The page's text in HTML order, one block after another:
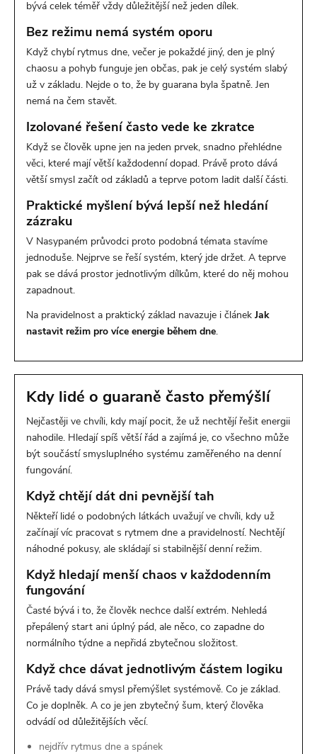
bývá celek téměř vždy důležitější než jeden dílek.
Bez režimu nemá systém oporu
Když chybí rytmus dne, večer je pokaždé jiný, den je plný
chaosu a pohyb funguje jen občas, pak je celý systém slabý
už v základu. Nejde o to, že by guarana byla špatně. Jen
nemá na čem stavět.
Izolované řešení často vede ke zkratce
Když se člověk upne jen na jeden prvek, snadno přehlédne
věci, které mají větší každodenní dopad. Právě proto dává
větší smysl začít od základů a teprve potom ladit další části.
Praktické myšlení bývá lepší než hledání
zázraku
V Nasypaném průvodci proto podobná témata stavíme
jednoduše. Nejprve se řeší systém, který jde držet. A teprve
pak se dává prostor jednotlivým dílkům, které do něj mohou
zapadnout.
Na pravidelnost a praktický základ navazuje i článek Jak
nastavit režim pro více energie během dne.
Kdy lidé o guaraně často přemýšlí
Nejčastěji ve chvíli, kdy mají pocit, že už nechtějí řešit energii
nahodile. Hledají spíš větší řád a zajímá je, co všechno může
být součástí smysluplného systému zaměřeného na denní
fungování.
Když chtějí dát dni pevnější tah
Někteří lidé o podobných látkách uvažují ve chvíli, kdy už
začínají víc pracovat s rytmem dne a pravidelností. Nechtějí
náhodné pokusy, ale skládají si stabilnější denní režim.
Když hledají menší chaos v každodenním
fungování
Časté bývá i to, že člověk nechce další extrém. Nehledá
přepálený start ani úplný pád, ale něco, co zapadne do
normálního týdne a nepřidá zbytečnou složitost.
Když chce dávat jednotlivým částem logiku
Právě tady dává smysl přemýšlet systémově. Co je základ.
Co je doplněk. A co je jen zbytečný šum, který člověka
odvádí od důležitějších věcí.
nejdřív rytmus dne a spánek